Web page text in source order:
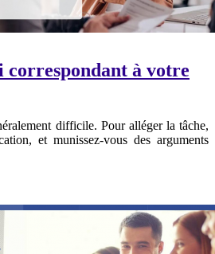
correspondant à votre
difficile. Pour alléger la tâche,
et munissez-vous des arguments